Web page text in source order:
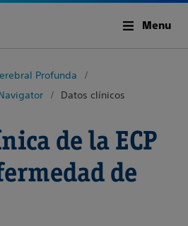
Menu
Profunda
Datos clínicos
de la ECP
de